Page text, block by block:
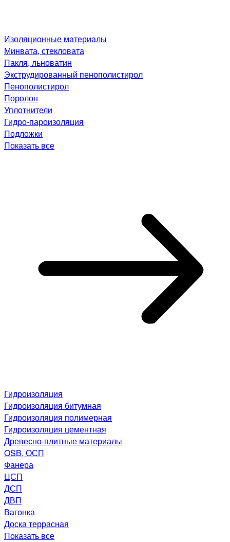
Изоляционные материалы
Минвата, стекловата
Пакля, льноватин
Экструдированный пенополистирол
Пенополистирол
Поролон
Уплотнители
Гидро-пароизоляция
Подложки
Показать все
Гидроизоляция
Гидроизоляция битумная
Гидроизоляция полимерная
Гидроизоляция цементная
Древесно-плитные материалы
OSB, ОСП
Фанера
ЦСП
ДСП
ДВП
Вагонка
Доска террасная
Показать все